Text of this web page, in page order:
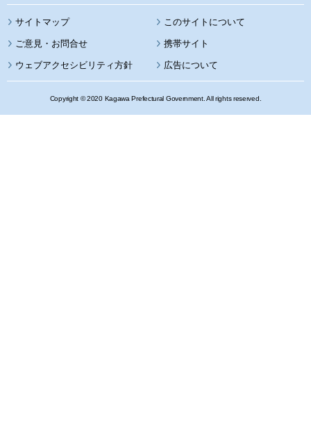
サイトマップ このサイトについて
携帯サイト
ウェブアクセシビリティ方針 広告について
Copyright © 2020 Kagawa Prefectural Government. All rights reserved.